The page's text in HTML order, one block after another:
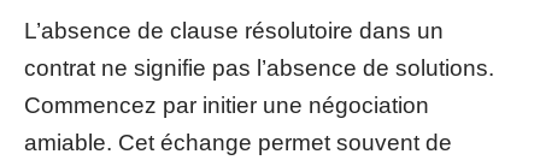
L’absence de clause résolutoire dans un
contrat ne signifie pas l’absence de solutions.
Commencez par initier une négociation
amiable. Cet échange permet souvent de